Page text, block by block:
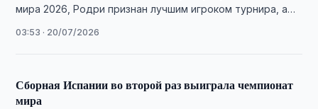
мира 2026, Родри признан лучшим игроком турнира, а
03:53 · 20/07/2026
Сборная Испании во второй раз выиграла чемпионат
мира